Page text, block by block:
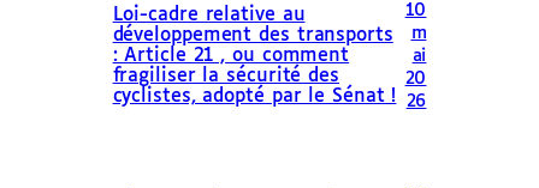
Loi-cadre relative au
développement des transports
: Article 21 , ou comment
fragiliser la sécurité des
cyclistes, adopté par le Sénat !
10
m
ai
20
26